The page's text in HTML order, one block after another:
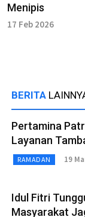
Menipis
17 Feb 2026
BERITA
Pertamina
Layanan
RAMADAN 19
Idul Fitri
Masyarakat